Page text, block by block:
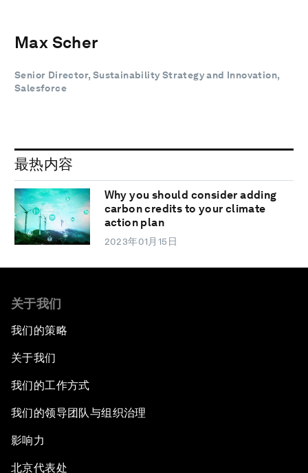
Max Scher
Senior Director, Sustainability Strategy and Innovation,
Salesforce
最热内容
Why you should consider adding
carbon credits to your climate
action plan
2023年01月15日
关于我们
我们的策略
关于我们
我们的工作方式
我们的领导团队与组织治理
影响力
北京代表处